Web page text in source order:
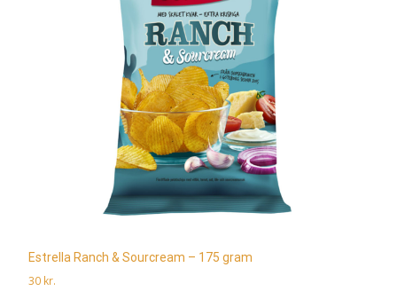
Estrella Ranch & Sourcream – 175 gram
30 kr.